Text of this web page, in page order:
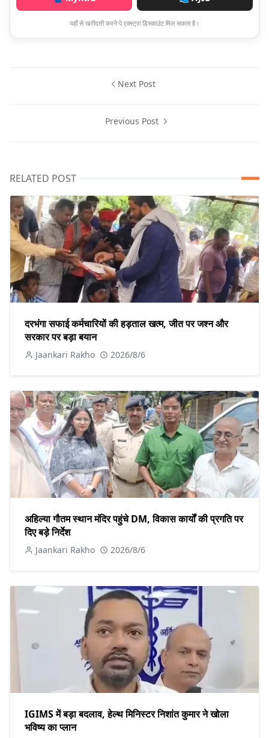
यहाँ से खरीदारी करने पे एक्स्ट्रा डिस्काउंट मिल सकता है।
Next Post
Previous Post
RELATED POST
दरभंगा सफाई कर्मचारियों की हड़ताल खत्म, जीत पर जश्न और
सरकार पर बड़ा बयान
Jaankari Rakho 2026/8/6
अहिल्या गौतम स्थान मंदिर पहुंचे DM, विकास कार्यों की प्रगति पर
दिए बड़े निर्देश
Jaankari Rakho 2026/8/6
IGIMS में बड़ा बदलाव, हेल्थ मिनिस्टर निशांत कुमार ने खोला
भविष्य का प्लान